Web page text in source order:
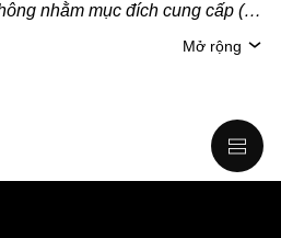
nhằm mục đích cung cấp (i)
đầu tư; (ii) đề nghị hoặc chào
gồm cả stablecoin, có mức độ
mạnh. Bạn nên cân nhắc kỹ
giữ crypto/tài sản kỹ thuật số
Mở rộng